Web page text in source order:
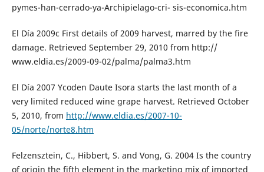
pymes-han-cerrado-ya-Archipielago-cri- sis-economica.htm
El Día 2009c First details of 2009 harvest, marred by the fire
damage. Retrieved September 29, 2010 from http://
www.eldia.es/2009-09-02/palma/palma3.htm
El Día 2007 Ycoden Daute Isora starts the last month of a
very limited reduced wine grape harvest. Retrieved October
5, 2010, from http://www.eldia.es/2007-10-
05/norte/norte8.htm
Felzensztein, C., Hibbert, S. and Vong, G. 2004 Is the country
of origin the fifth element in the marketing mix of imported